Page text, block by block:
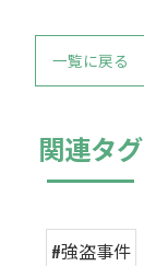
一覧に戻る
関連タグ
#強盗事件